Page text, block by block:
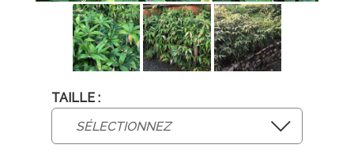
TAILLE :